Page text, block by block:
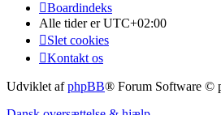
Boardindeks
Alle tider erUTC+02:00
Slet cookies
Kontakt os
Udviklet afphpBB® Forum Software ©